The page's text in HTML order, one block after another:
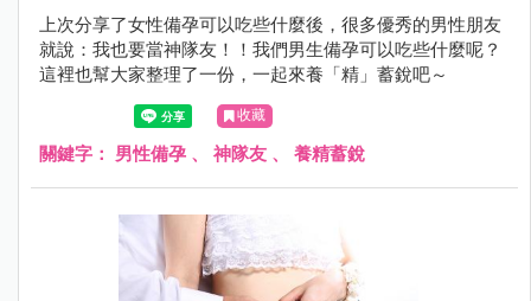
上次分享了女性備孕可以吃些什麼後，很多優秀的男性朋友
就說：我也要當神隊友！！我們男生備孕可以吃些什麼呢？
這裡也幫大家整理了一份，一起來養「精」蓄銳吧～
收藏
關鍵字： 男性備孕 、 神隊友 、 養精蓄銳